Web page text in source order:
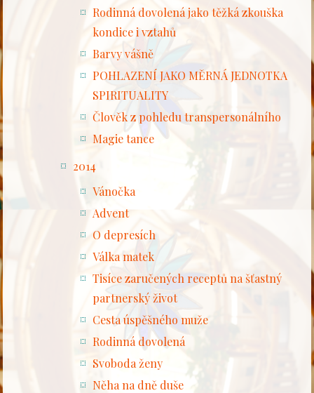
Rodinná dovolená jako těžká zkouška
kondice i vztahů
Barvy vášně
POHLAZENÍ JAKO MĚRNÁ JEDNOTKA
SPIRITUALITY
Člověk z pohledu transpersonálního
Magie tance
2014
Vánočka
Advent
O depresích
Válka matek
Tisíce zaručených receptů na šťastný
partnerský život
Cesta úspěšného muže
Rodinná dovolená
Svoboda ženy
Něha na dně duše